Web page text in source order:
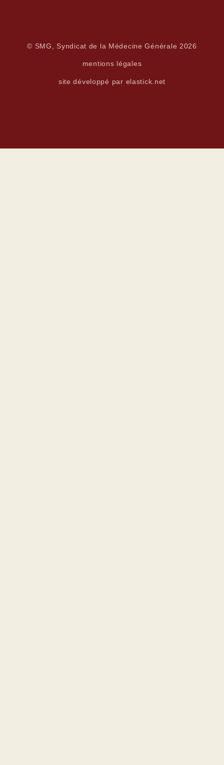
© SMG, Syndicat de la Médecine Générale 2026
mentions légales
site développé par elastick.net